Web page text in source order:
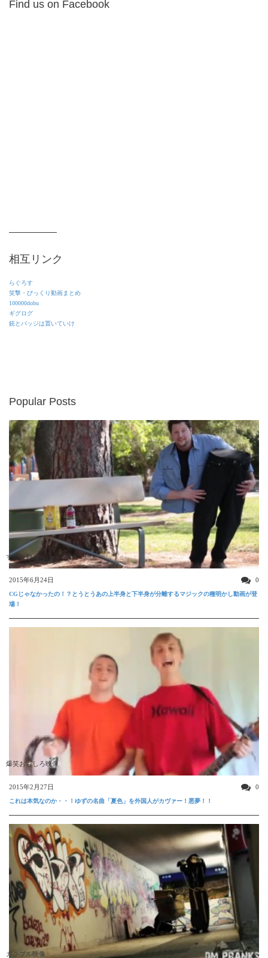
Find us on Facebook
相互リンク
らぐろす
笑撃・びっくり動画まとめ
100000dobu
ギグログ
銃とバッジは置いていけ
Popular Posts
すごい動画
2015年6月24日 0
CGじゃなかったの！？とうとうあの上半身と下半身が分離するマジックの種明かし動画が登
場！
爆笑おもしろ映像
2015年2月27日 0
これは本気なのか・・！ゆずの名曲「夏色」を外国人がカヴァー！悪夢！！
ガクブル映像